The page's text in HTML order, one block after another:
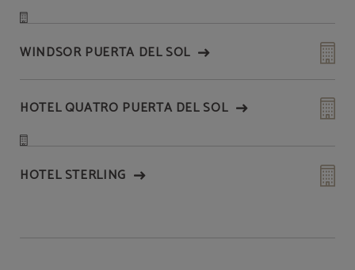
WINDSOR PUERTA DEL SOL
HOTEL QUATRO PUERTA DEL SOL
HOTEL STERLING